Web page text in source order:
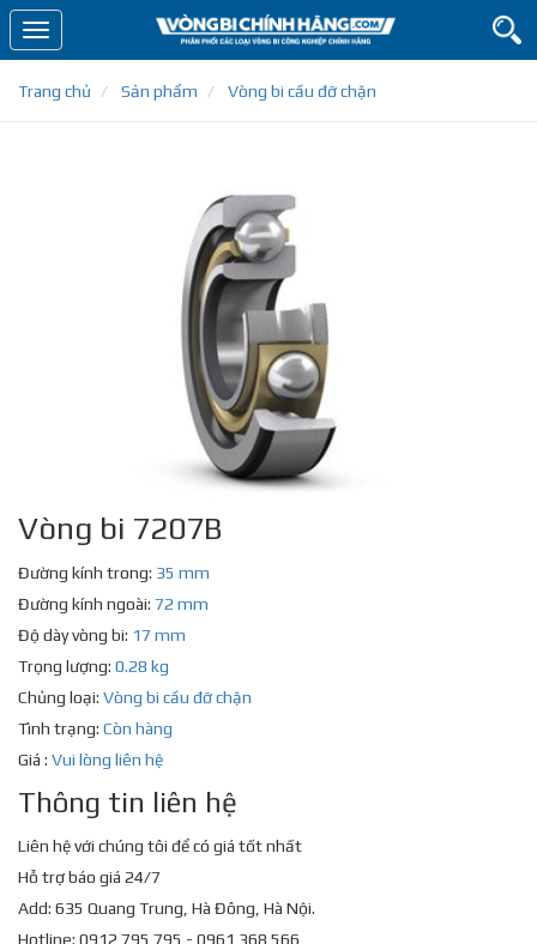
Toggle
navigation
Trang chủ
Sản phẩm Vòng bi cầu đỡ chặn
Vòng bi 7207B
Đường kính trong: 35 mm
Đường kính ngoài: 72 mm
Độ dày vòng bi: 17 mm
Trọng lượng: 0.28 kg
Chủng loại: Vòng bi cầu đỡ chặn
Tình trạng: Còn hàng
Giá : Vui lòng liên hệ
Thông tin liên hệ
Liên hệ với chúng tôi để có giá tốt nhất
Hỗ trợ báo giá 24/7
Add: 635 Quang Trung, Hà Đông, Hà Nội.
Hotline: 0912 795 795 - 0961 368 566